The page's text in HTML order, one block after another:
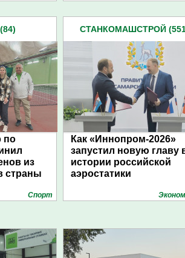
по
из
страны
Спорт
СТАНКОМАШСТРОЙ
Как «Иннопром-2026»
запустил новую главу
истории российской
аэростатики